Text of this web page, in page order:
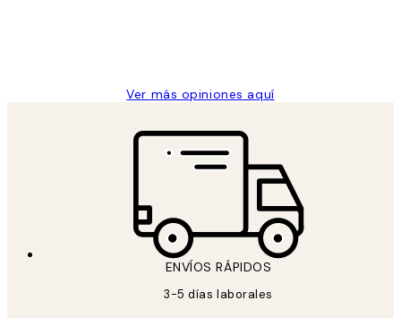
Ver más opiniones aquí
ENVÍOS RÁPIDOS
3-5 días laborales